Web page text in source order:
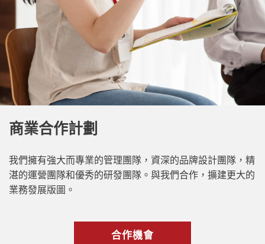
商業合作計劃
我們擁有強大而專業的管理團隊，資深的品牌設計團隊，精
湛的運營團隊和優秀的研發團隊。與我們合作，擴建更大的
業務發展版圖。
合作機會